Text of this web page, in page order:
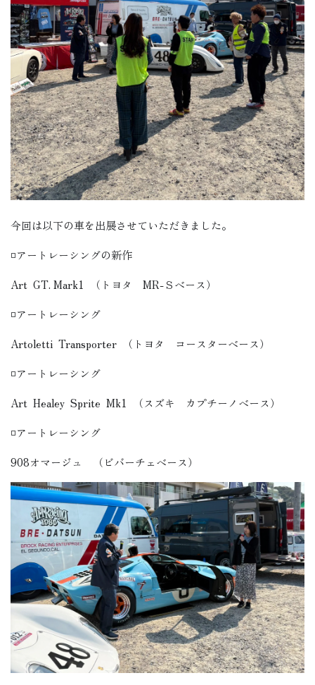
今回は以下の車を出展させていただきました。
◽️アートレーシングの新作
Art GT. Mark1
（トヨタ MR-Ｓベース）
◽️アートレーシング
Artoletti Transporter
（トヨタ コースターベース）
◽️アートレーシング
Art Healey Sprite Mk1
（スズキ カプチーノベース）
◽️アートレーシング
908オマージュ （ビバーチェベース）